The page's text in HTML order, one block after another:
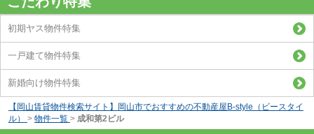
初期ヤス物件特集
一戸建て物件特集
新婚向け物件特集
【岡山賃貸物件検索サイト】岡山市でおすすめの不動産屋B-style（ビースタイ
ル）
> 物件一覧 > 成和第2ビル